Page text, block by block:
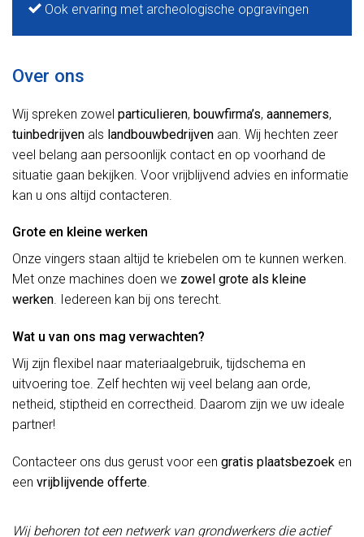
Ook ervaring met archeologische opgravingen
Over ons
Wij spreken zowel particulieren, bouwfirma’s, aannemers,
tuinbedrijven als landbouwbedrijven aan. Wij hechten zeer
veel belang aan persoonlijk contact en op voorhand de
situatie gaan bekijken. Voor vrijblijvend advies en informatie
kan u ons altijd contacteren.
Grote en kleine werken
Onze vingers staan altijd te kriebelen om te kunnen werken.
Met onze machines doen we zowel grote als kleine
werken. Iedereen kan bij ons terecht.
Wat u van ons mag verwachten?
Wij zijn flexibel naar materiaalgebruik, tijdschema en
uitvoering toe. Zelf hechten wij veel belang aan orde,
netheid, stiptheid en correctheid. Daarom zijn we uw ideale
partner!
Contacteer ons dus gerust voor een gratis plaatsbezoek en
een vrijblijvende offerte.
Wij behoren tot een netwerk van grondwerkers die actief